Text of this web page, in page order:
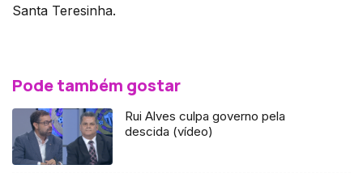
Santa Teresinha.
Pode também gostar
Rui Alves culpa governo pela
descida (vídeo)